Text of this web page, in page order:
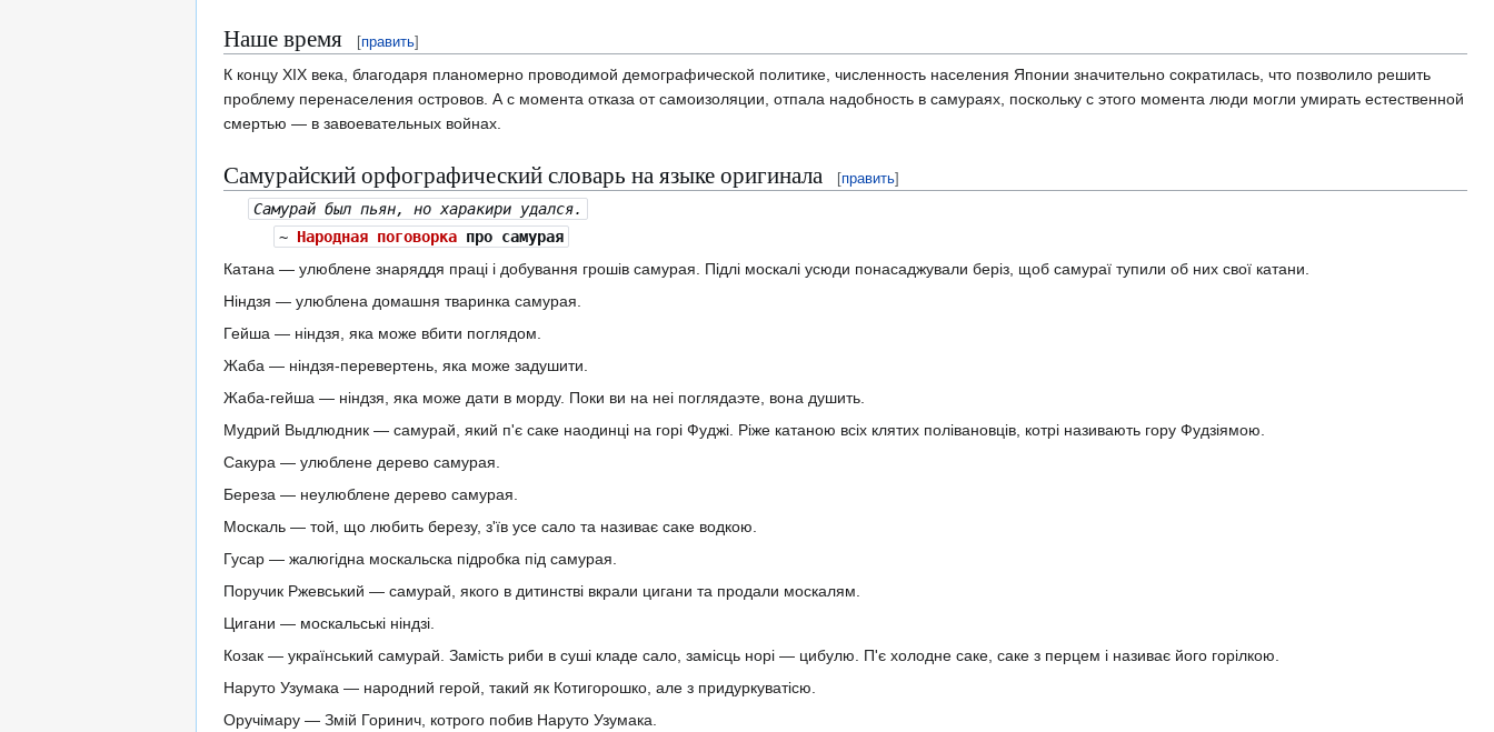
Наше время [править]
К концу XIX века, благодаря планомерно проводимой демографической политике, численность населения Японии значительно сократилась, что позволило решить
проблему перенаселения островов. А с момента отказа от самоизоляции, отпала надобность в самураях, поскольку с этого момента люди могли умирать естественной
смертью — в завоевательных войнах.
Самурайский орфографический словарь на языке оригинала [править]
Самурай был пьян, но харакири удался.
~ Народная поговоркапро самурая
Катана — улюблене знаряддя праці і добування грошів самурая. Підлі москалі усюди понасаджували беріз, щоб самураї тупили об них свої катани.
Ніндзя — улюблена домашня тваринка самурая.
Гейша — ніндзя, яка може вбити поглядом.
Жаба — ніндзя-перевертень, яка може задушити.
Жаба-гейша — ніндзя, яка може дати в морду. Поки ви на неi поглядаэте, вона душить.
Мудрий Выдлюдник — самурай, який п'є саке наодинці на горі Фуджі. Ріже катаною всіх клятих полівановців, котрі називають гору Фудзіямою.
Сакура — улюблене дерево самурая.
Береза — неулюблене дерево самурая.
Москаль — той, що любить березу, з'їв усе сало та називає саке водкою.
Гусар — жалюгідна москальска підробка під самурая.
Поручик Ржевський — самурай, якого в дитинстві вкрали цигани та продали москалям.
Цигани — москальські ніндзі.
Козак — український самурай. Замість риби в суші кладе сало, замісць норі — цибулю. П'є холодне саке, саке з перцем і називає його горілкою.
Наруто Узумака — народний герой, такий як Котигорошко, але з придуркуватicю.
Оручімару — Змій Горинич, котрого побив Наруто Узумака.